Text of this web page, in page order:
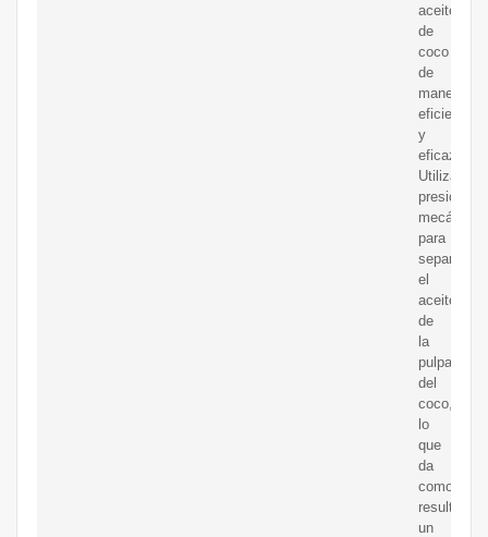
aceite
de
coco
de
manera
eficiente
y
eficaz.
Utiliza
presión
mecánica
para
separar
el
aceite
de
la
pulpa
del
coco,
lo
que
da
como
resultado
un